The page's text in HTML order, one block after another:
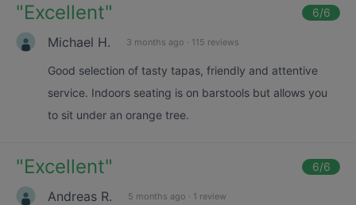
"Excellent" 6/6
Michael H. 3 months ago · 115 reviews
Good selection of tasty tapas, friendly and attentive
service. Indoors seating is on barstools but allows you
to sit under an orange tree.
"Excellent" 6/6
Andreas R. 5 months ago · 1 review